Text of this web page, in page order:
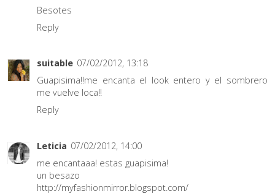
Besotes
Reply
suitable 07/02/2012, 13:18
Guapisima!!me encanta el look entero y el sombrero
me vuelve loca!!
Reply
Leticia 07/02/2012, 14:00
me encantaaa! estas guapisima!
un besazo
http://myfashionmirror.blogspot.com/